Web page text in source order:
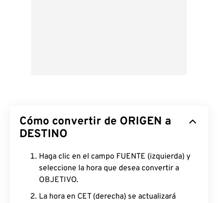
Cómo convertir de ORIGEN a
DESTINO
Haga clic en el campo FUENTE (izquierda) y
seleccione la hora que desea convertir a
OBJETIVO.
La hora en CET (derecha) se actualizará